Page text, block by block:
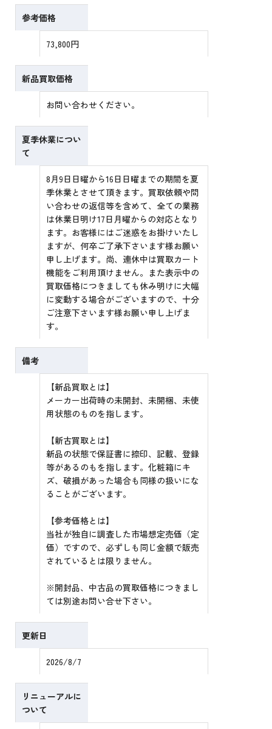
参考価格
73,800円
新品買取価格
お問い合わせください。
夏季休業につい
て
8月9日日曜から16日日曜までの期間を夏
季休業とさせて頂きます。買取依頼や問
い合わせの返信等を含めて、全ての業務
は休業日明け17日月曜からの対応となり
ます。お客様にはご迷惑をお掛けいたし
ますが、何卒ご了承下さいます様お願い
申し上げます。尚、連休中は買取カート
機能をご利用頂けません。また表示中の
買取価格につきましても休み明けに大幅
に変動する場合がございますので、十分
ご注意下さいます様お願い申し上げま
す。
備考
【新品買取とは】
メーカー出荷時の未開封、未開梱、未使
用状態のものを指します。
【新古買取とは】
新品の状態で保証書に捺印、記載、登録
等があるのもを指します。化粧箱にキ
ズ、破損があった場合も同様の扱いにな
ることがございます。
【参考価格とは】
当社が独自に調査した市場想定売価（定
価）ですので、必ずしも同じ金額で販売
されているとは限りません。
※開封品、中古品の買取価格につきまし
ては別途お問い合せ下さい。
更新日
2026/8/7
リニューアルに
ついて